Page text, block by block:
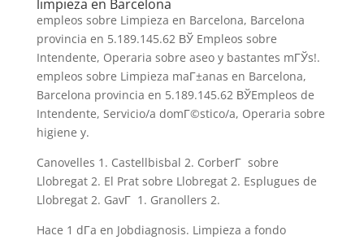
limpieza en Barcelona
empleos sobre Limpieza en Barcelona, Barcelona
provincia en 5.189.145.62 ВЎ Empleos sobre
Intendente, Operaria sobre aseo y bastantes mГЎs!.
empleos sobre Limpieza maГ±anas en Barcelona,
Barcelona provincia en 5.189.145.62 ВЎEmpleos de
Intendente, Servicio/a domГ©stico/a, Operaria sobre
higiene y.
Canovelles 1. Castellbisbal 2. CorberГ sobre
Llobregat 2. El Prat sobre Llobregat 2. Esplugues de
Llobregat 2. GavГ 1. Granollers 2.
Hace 1 dГ­a en Jobdiagnosis. Limpieza a fondo